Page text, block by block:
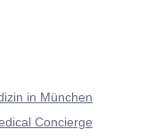
in München
Concierge